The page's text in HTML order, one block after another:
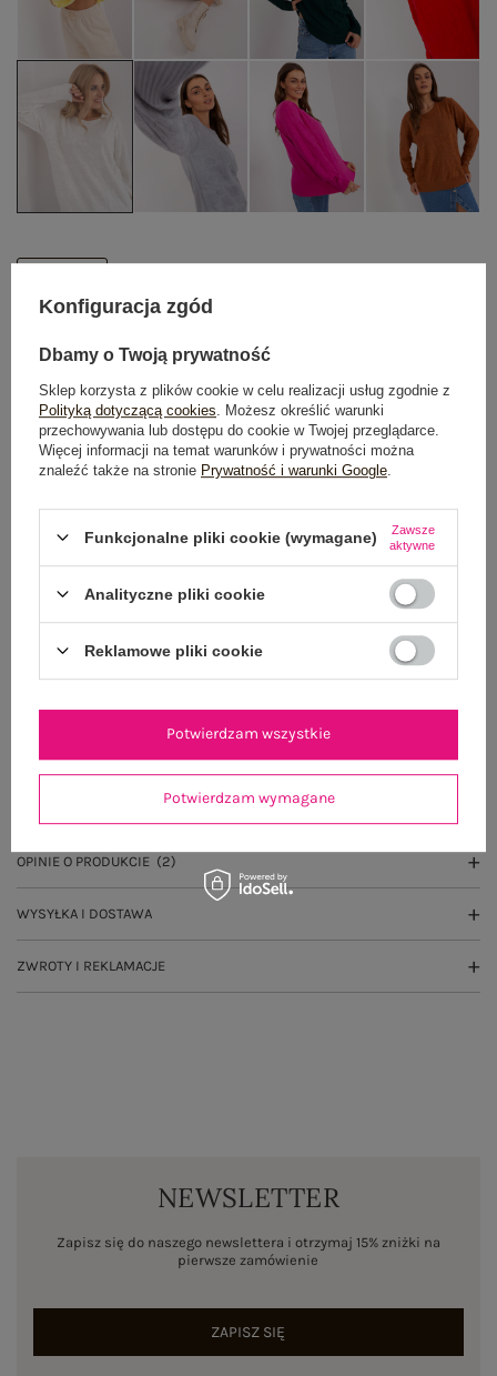
Możesz kupić także poprzez:
Do darmowej dostawy brakuje 200,00 zł
Zamów w ciągu07:16:38 sek.
100 dni na zwrot
OPIS PRODUKTU
OPINIE O PRODUKCIE (2)
WYSYŁKA I DOSTAWA
ZWROTY I REKLAMACJE
NEWSLETTER
Zapisz się do naszego newslettera i otrzymaj 15% zniżki na
pierwsze zamówienie
ZAPISZ SIĘ
Konfiguracja zgód
Dbamy o Twoją prywatność
Sklep korzysta z plików cookie w celu realizacji usług zgodnie z
Polityką dotyczącą cookies . Możesz określić warunki
przechowywania lub dostępu do cookie w Twojej przeglądarce.
Więcej informacji na temat warunków i prywatności można
znaleźć także na stronie Prywatność i warunki Google
Funkcjonalne pliki cookie (wymagane)
Zawsze
aktywne
Analityczne pliki cookie
Reklamowe pliki cookie
Potwierdzam wymagane
Potwierdzam wszystkie